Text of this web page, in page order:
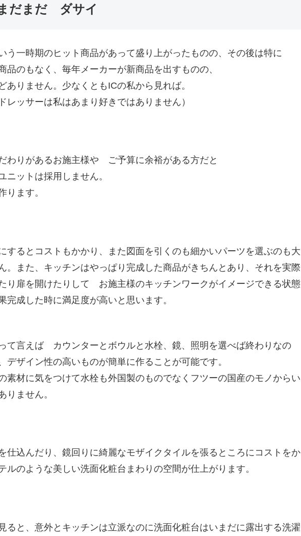
だまだ ダサイ
う一時期のヒット商品があって盛り上がったものの、その後は特に
品のもなく、毎年メーカーが新商品を出すものの、
ありません。少なくともICの私から見れば。
レッサーは私はあまり好きではありません）
わりがあるお施主様や ご予算に余裕がある方だと
ニットは採用しません。
ります。
するとコストもかかり、また図面を引くのも細かいパーツを選ぶのも大
。また、キッチンはやっぱり完成した商品がきちんとあり、それを実際
り扉を開けたりして お施主様のキッチンワークがイメージできる状態
完成した時に満足度が高いと思います。
て言えば カウンターとボウルと水栓、鏡、照明を選べば終わりなの
ザイン性の高いものが簡単に作ることが可能です。
素材に気をつけて水栓も外国製のものでなくフツーの国産のモノからい
りません。
仕込んだり、鏡回りに綺麗なモザイクタイルを張るところにコストをか
ルのような美しい洗面化粧台まわりの空間が仕上がります。
ると、意外とキッチンは立派なのに洗面化粧台はいまだに露出する洗濯